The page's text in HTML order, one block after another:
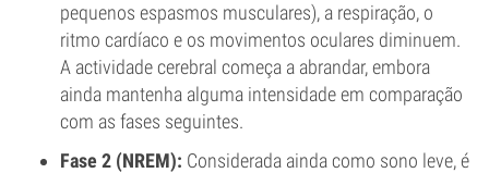
pequenos espasmos musculares), a respiração, o
ritmo cardíaco e os movimentos oculares diminuem.
A actividade cerebral começa a abrandar, embora
ainda mantenha alguma intensidade em comparação
com as fases seguintes.
Fase 2 (NREM): Considerada ainda como sono leve, é